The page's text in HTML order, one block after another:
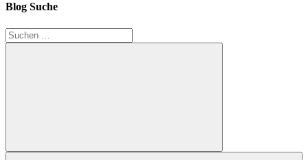
Blog Suche
Suchen
nach:
Suchen